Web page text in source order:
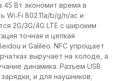
45 Вт экономит время в
Wi‑Fi 802.11a/b/g/n/ac и
2G/3G/4G LTE с широким
точная и цепкая
и Galileo. NFC упрощает
выручает на холоде, а
динамика. Разъем USB
и для наушников;